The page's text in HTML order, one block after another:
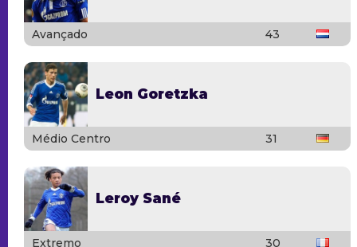
Avançado 43
Leon Goretzka
Médio Centro 31
Leroy Sané
Extremo 30